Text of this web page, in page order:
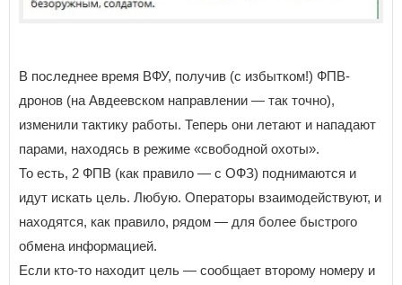
В последнее время ВФУ, получив (с избытком!) ФПВ-
дронов (на Авдеевском направлении — так точно),
изменили тактику работы. Теперь они летают и нападают
парами, находясь в режиме «свободной охоты».
То есть, 2 ФПВ (как правило — с ОФЗ) поднимаются и
идут искать цель. Любую. Операторы взаимодействуют, и
находятся, как правило, рядом — для более быстрого
обмена информацией.
Если кто-то находит цель — сообщает второму номеру и